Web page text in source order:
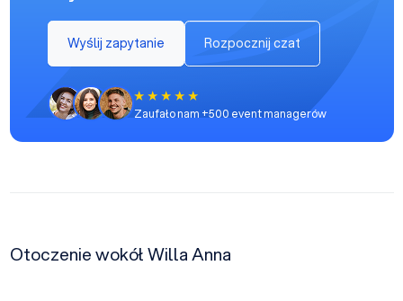
Wyślij zapytanie Rozpocznij czat
Zaufało nam +500 event managerów
Otoczenie wokół Willa Anna